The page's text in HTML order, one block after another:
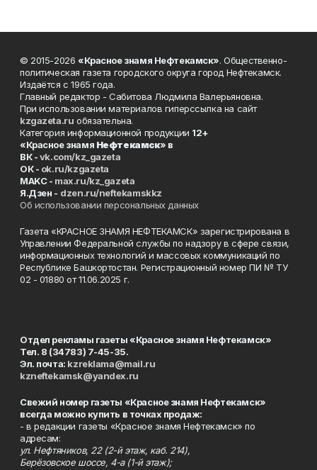
© 2015-2026 «Красное знамя Нефтекамск». Общественно-
политическая газета городского округа город Нефтекамск.
Издаётся с 1965 года.
Главный редактор - Сабитова Людмила Валерьяновна.
При использовании материалов гиперссылка на сайт
kzgazeta.ru обязательна.
Категория информационной продукции 12+
«Красное знамя Нефтекамск» в
ВК -vk.com/kz_gazeta
ОК - ok.ru/kzgazeta
MAKC - max.ru/kz_gazeta
Я.Дзен - dzen.ru/neftekamskkz
Об использовании персональных данных
Газета «КРАСНОЕ ЗНАМЯ НЕФТЕКАМСК» зарегистрирована в
Управлении Федеральной службы по надзору в сфере связи,
информационных технологий и массовых коммуникаций по
Республике Башкортостан. Регистрационный номер ПИ № ТУ
02 - 01880 от 11.06.2025 г.
Отдел рекламы газеты «Красное знамя Нефтекамск»
Тел. 8 (34783) 7-45-35.
Эл. почта: kzreklama@mail.ru
kzneftekamsk@yandex.ru
Свежий номер газеты «Красное знамя Нефтекамск»
всегда можно купить в точках продаж:
- в редакции газеты «Красное знамя Нефтекамск» по
адресам:
ул. Нефтяников, 22 (2-й этаж, каб. 214),
Берёзовское шоссе, 4-а (1-й этаж);